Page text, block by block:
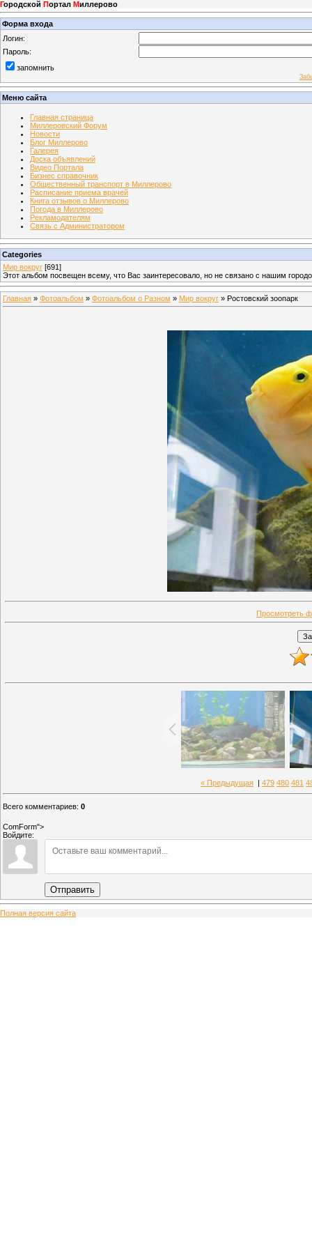
Городской Портал Миллерово
Форма входа
Логин:
Пароль:
запомнить
Меню сайта
Главная страница
Миллеровский Форум
Новости
Блог Миллерово
Галерея
Доска объявлений
Видео Портала
Бизнес справочник
Общественный транспорт в Миллерово
Расписание приема врачей
Книга отзывов о Миллерово
Погода в Миллерово
Рекламодателям
Связь с Администратором
Categories
Мир вокруг [691]
Этот альбом посвещен всему, что Вас заинтересовало, но не связано с нашим
Главная » Фотоальбом » Фотоальбом о Разном » Мир вокруг » Ростовский зоопарк
Просмотреть
« Предыдущая 479 480 481
Всего комментариев: 0
ComForm">
Войдите:
Отправить
Полная версия сайта